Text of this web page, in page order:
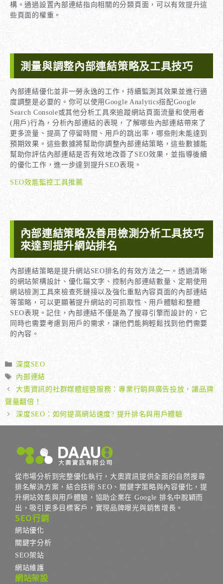
構。通過設置內部連結指向相關的分類頁面，可以有效提升這
些頁面的權重。
測量與調整內部連結策略及工具技巧
內部連結優化並非一勞永逸的工作，持續監測其效果並進行適
度調整是必要的。你可以使用Google Analytics搭配Google
Search Console或其他分析工具來追蹤網站頁面流量和使用者
(用戶)行為，分析內部連結的表現，了解哪些內部連結帶來了
更多流量、提高了停留時間、用戶的跳出率，哪些則未能達到
預期效果。這些數據將幫助你調整內部連結策略，這些數據能
幫助你評估內部連結是否有效地改善了SEO效果，並指導後續
的優化工作，進一步達到提升SEO表現。
SEO效能監控工具推薦
內部連結策略及善用檢測分析工具技巧
來達到提升網站排名
內部連結策略是提升網站SEO排名的有效方法之一。透過清晰
的網站架構設計、優化錨文字、控制內部連結數量、定期使用
網站檢測工具來檢查死鏈接以及強化重點內容頁面的內部連結
等策略，可以更顯著提升網站的可抓取性、用戶體驗和整體
SEO表現。記住，內部連結不僅是為了搜尋引擎而設計的，它
同時也需要考慮到用戶的需求，讓他們能夠輕鬆找到他們需要
的內容。
分
類
深度SEO
標
籤
內部連結
大奧資訊的社群媒體經營服務：專業行銷與廣告投放，讓品牌
聲量翻倍！
深度SEO：如何提高網站速度? 提升排名與用戶體驗
從市場分析到完整優化執行，大奧資訊提供全面的自然搜尋
排名解決方案，結合技術 SEO、關鍵字策略與內容優化，提
升網站效能與用戶體驗，協助企業在 Google 排名中脫穎而
出，吸引更多目標客戶，實現品牌曝光與銷售增長。
SEO行銷
網站優化
關鍵字分析
SEO架站
網站維護
網站架設